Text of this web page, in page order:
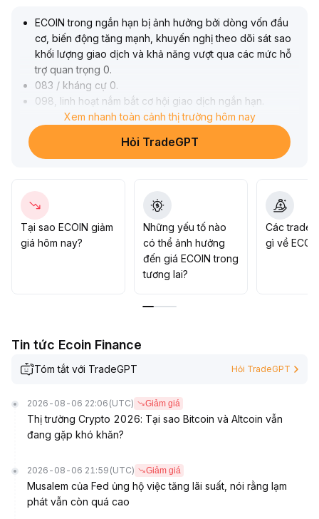
ECOIN trong ngắn hạn bị ảnh hưởng bởi dòng vốn đầu
cơ, biến động tăng mạnh, khuyến nghị theo dõi sát sao
khối lượng giao dịch và khả năng vượt qua các mức hỗ
trợ quan trọng 0.
083 / kháng cự 0.
098, linh hoạt nắm bắt cơ hội giao dịch ngắn hạn
Trung hạn, sự trở lại của các tổ chức và khối lượng giao
dịch trên chuỗi gia tăng giúp cải thiện thanh khoản thị
trường, ECOIN với vai trò là tài sản vốn hóa nhỏ chất
dự đoán tiếp tục phát triển, kết hợp tiến trình tuân thủ
pháp lý của ngành, ECOIN với công nghệ và cơ chế
khuyến khích sở hữu tiềm năng gia tăng giá trị lâu dài,
khuyến nghị mua dần khi giá giảm và chú ý diễn biến
Xem nhanh toàn cảnh thị trường hôm nay
Hỏi TradeGPT
Tại sao ECOIN giảm
giá hôm nay?
Những yếu tố nào
có thể ảnh hưởng
đến giá ECOIN trong
tương lai?
Các trader
gì về
Tin tức Ecoin Finance
Tóm tắt với TradeGPT Hỏi TradeGPT
2026-08-06 22:06 (UTC) Giảm giá
Thị trường Crypto 2026: Tại sao Bitcoin và Altcoin vẫn
đang gặp khó khăn?
2026-08-06 21:59 (UTC) Giảm giá
Musalem của Fed ủng hộ việc tăng lãi suất, nói rằng lạm
phát vẫn còn quá cao